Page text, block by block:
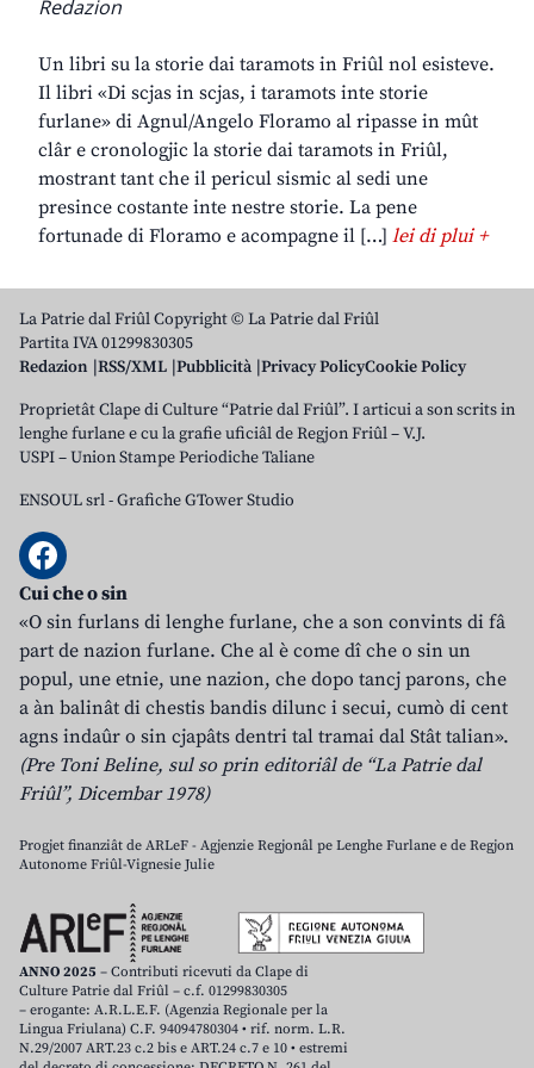
Redazion
Un libri su la storie dai taramots in Friûl nol esisteve.
Il libri «Di scjas in scjas, i taramots inte storie
furlane» di Agnul/Angelo Floramo al ripasse in mût
clâr e cronologjic la storie dai taramots in Friûl,
mostrant tant che il pericul sismic al sedi une
presince costante inte nestre storie. La pene
fortunade di Floramo e acompagne il […] lei di plui +
La Patrie dal Friûl Copyright © La Patrie dal Friûl
Partita IVA 01299830305
Redazion RSS/XML Pubblicità Privacy PolicyCookie Policy
Proprietât Clape di Culture “Patrie dal Friûl”. I articui a son scrits in
lenghe furlane e cu la grafie uficiâl de Regjon Friûl – V.J.
USPI – Union Stampe Periodiche Taliane
ENSOUL srl-Grafiche GTower Studio
Cui che o sin
«O sin furlans di lenghe furlane, che a son convints di fâ
part de nazion furlane. Che al è come dî che o sin un
popul, une etnie, une nazion, che dopo tancj parons, che
a àn balinât di chestis bandis dilunc i secui, cumò di cent
agns indaûr o sin cjapâts dentri tal tramai dal Stât talian».
(Pre Toni Beline, sul so prin editoriâl de “La Patrie dal
Friûl”, Dicembar 1978)
Progjet finanziât de ARLeF - Agjenzie Regjonâl pe Lenghe Furlane e de Regjon
Autonome Friûl-Vignesie Julie
ANNO 2025 – Contributi ricevuti da Clape di
Culture Patrie dal Friûl – c.f. 01299830305
– erogante: A.R.L.E.F. (Agenzia Regionale per la
Lingua Friulana) C.F. 94094780304 • rif. norm. L.R.
N.29/2007 ART.23 c.2 bis e ART.24 c.7 e 10 • estremi